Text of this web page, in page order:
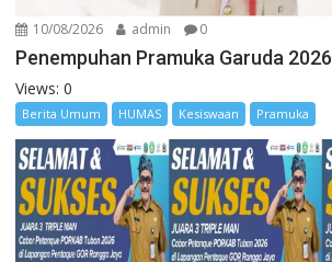
10/08/2026 admin 0
Penempuhan Pramuka Garuda 2026
Views: 0
Berita Umum HUMAS Kesiswaan Pramuka